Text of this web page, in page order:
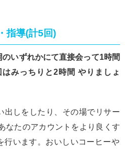
指導(計5回)
いずれかにて直接会って1時間
みっちりと2時間 やりましょ
出しをしたり、その場でリサー
なたのアカウントをより良くす
行います。おいしいコーヒーや